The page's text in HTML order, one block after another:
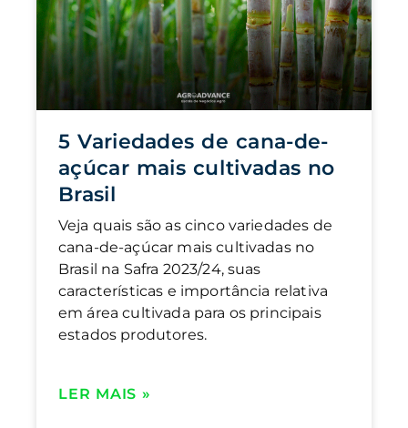
5 Variedades de cana-de-
açúcar mais cultivadas no
Brasil
Veja quais são as cinco variedades de
cana-de-açúcar mais cultivadas no
Brasil na Safra 2023/24, suas
características e importância relativa
em área cultivada para os principais
estados produtores.
LER MAIS »